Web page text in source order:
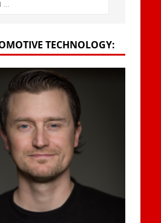
TECHNOLOGY: